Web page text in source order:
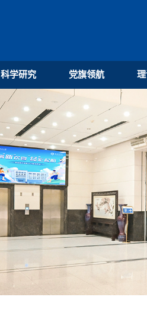
科学研究 党旗领航